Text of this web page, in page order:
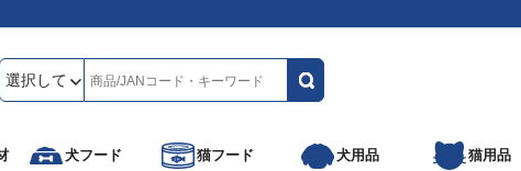
犬フード 猫フード 犬用品 猫用品